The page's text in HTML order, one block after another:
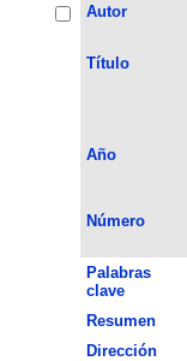
Autor
Título
Año
Número
Palabras
clave
Resumen
Dirección